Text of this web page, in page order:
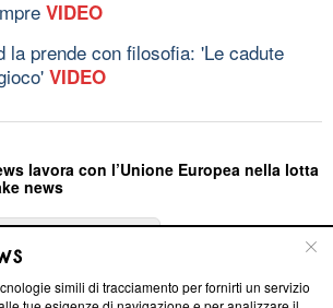
VIDEO
la prende con filosofia: 'Le cadute
VIDEO
lavora con l’Unione Europea nella lotta
news
simili di tracciamento per fornirti un servizio